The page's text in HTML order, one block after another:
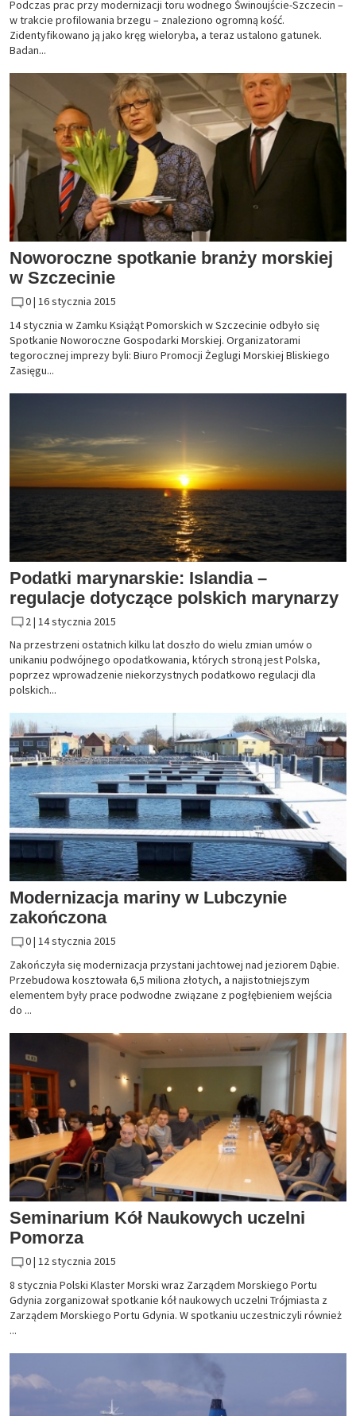
Podczas prac przy modernizacji toru wodnego Świnoujście-Szczecin –
w trakcie profilowania brzegu – znaleziono ogromną kość.
Zidentyfikowano ją jako kręg wieloryba, a teraz ustalono gatunek.
Badan...
Noworoczne spotkanie branży morskiej
w Szczecinie
0 | 16 stycznia 2015
14 stycznia w Zamku Książąt Pomorskich w Szczecinie odbyło się
Spotkanie Noworoczne Gospodarki Morskiej. Organizatorami
tegorocznej imprezy byli: Biuro Promocji Żeglugi Morskiej Bliskiego
Zasięgu...
Podatki marynarskie: Islandia –
regulacje dotyczące polskich marynarzy
2 | 14 stycznia 2015
Na przestrzeni ostatnich kilku lat doszło do wielu zmian umów o
unikaniu podwójnego opodatkowania, których stroną jest Polska,
poprzez wprowadzenie niekorzystnych podatkowo regulacji dla
polskich...
Modernizacja mariny w Lubczynie
zakończona
0 | 14 stycznia 2015
Zakończyła się modernizacja przystani jachtowej nad jeziorem Dąbie.
Przebudowa kosztowała 6,5 miliona złotych, a najistotniejszym
elementem były prace podwodne związane z pogłębieniem wejścia
do ...
Seminarium Kół Naukowych uczelni
Pomorza
0 | 12 stycznia 2015
8 stycznia Polski Klaster Morski wraz Zarządem Morskiego Portu
Gdynia zorganizował spotkanie kół naukowych uczelni Trójmiasta z
Zarządem Morskiego Portu Gdynia. W spotkaniu uczestniczyli również
...